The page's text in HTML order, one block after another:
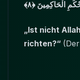
الْحَاكِمِينَ ﴿٨﴾
„Ist nicht
richten?“